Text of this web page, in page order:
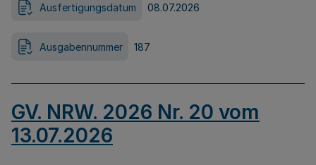
Ausfertigungsdatum 08.07.2026
Ausgabennummer 187
GV. NRW. 2026 Nr. 20 vom
13.07.2026